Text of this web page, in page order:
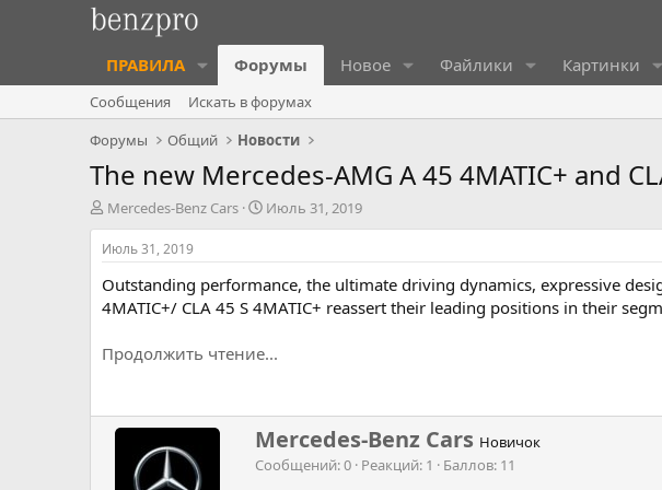
ПРАВИЛА Форумы Новое Файлики Картинки
Сообщения
Искать в форумах
Форумы
Общий Новости
The new Mercedes-AMG A 45 4MATIC+ and
А
в
т
о
р
т
м
ы
Mercedes-Benz Cars
Д
а
а
н
а
л
Июль 31, 2019
Июль 31, 2019
Outstanding performance, the ultimate driving dynamics, expressive
4MATIC+/ CLA 45 S 4MATIC+ reassert their leading positions in their
Продолжить чтение...
Н
а
п
Mercedes-Benz Cars Новичок
Сообщений 0 Реакций 1 Баллов 11